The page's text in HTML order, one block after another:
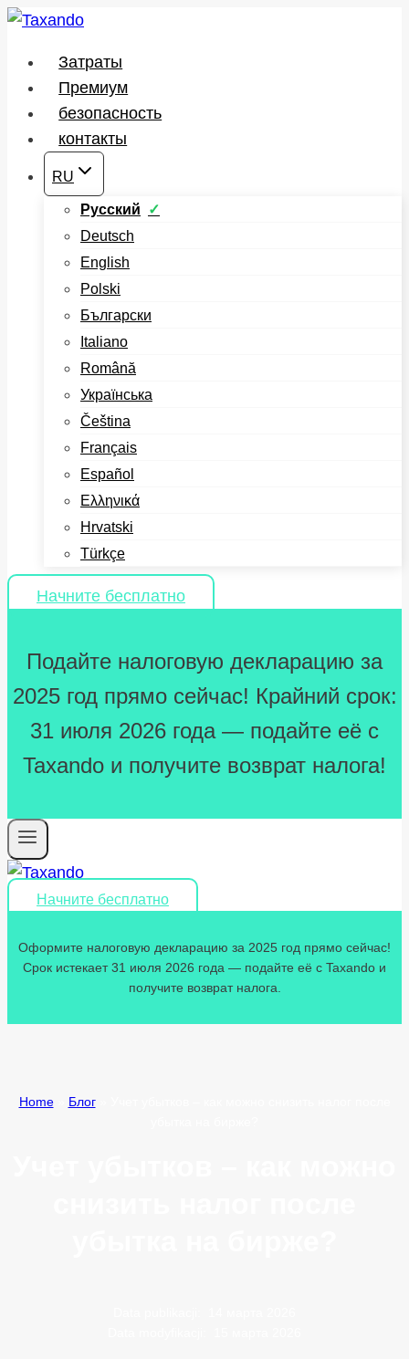
Перейти
содержимому
Затраты
Премиум
безопасность
контакты
RU
Русский
Deutsch
English
Polski
Български
Italiano
Română
Українська
Čeština
Français
Español
Ελληνικά
Hrvatski
Türkçe
Начните бесплатно
Подайте налоговую декларацию за
2025 год прямо сейчас! Крайний срок:
31 июля 2026 года — подайте её с
Taxando и получите возврат налога!
Начните бесплатно
Оформите налоговую декларацию за 2025 год прямо сейчас!
Срок истекает 31 июля 2026 года — подайте её с Taxando и
получите возврат налога.
Home» Блог»